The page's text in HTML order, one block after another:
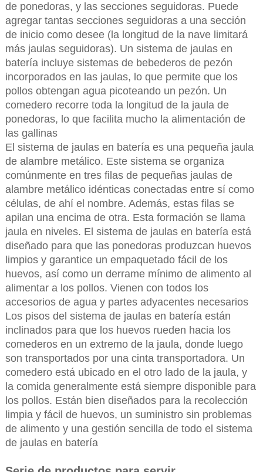
de ponedoras, y las secciones seguidoras. Puede
agregar tantas secciones seguidoras a una sección
de inicio como desee (la longitud de la nave limitará
más jaulas seguidoras). Un sistema de jaulas en
batería incluye sistemas de bebederos de pezón
incorporados en las jaulas, lo que permite que los
pollos obtengan agua picoteando un pezón. Un
comedero recorre toda la longitud de la jaula de
ponedoras, lo que facilita mucho la alimentación de
las gallinas
El sistema de jaulas en batería es una pequeña jaula
de alambre metálico. Este sistema se organiza
comúnmente en tres filas de pequeñas jaulas de
alambre metálico idénticas conectadas entre sí como
células, de ahí el nombre. Además, estas filas se
apilan una encima de otra. Esta formación se llama
jaula en niveles. El sistema de jaulas en batería está
diseñado para que las ponedoras produzcan huevos
limpios y garantice un empaquetado fácil de los
huevos, así como un derrame mínimo de alimento al
alimentar a los pollos. Vienen con todos los
accesorios de agua y partes adyacentes necesarios
Los pisos del sistema de jaulas en batería están
inclinados para que los huevos rueden hacia los
comederos en un extremo de la jaula, donde luego
son transportados por una cinta transportadora. Un
comedero está ubicado en el otro lado de la jaula, y
la comida generalmente está siempre disponible para
los pollos. Están bien diseñados para la recolección
limpia y fácil de huevos, un suministro sin problemas
de alimento y una gestión sencilla de todo el sistema
de jaulas en batería